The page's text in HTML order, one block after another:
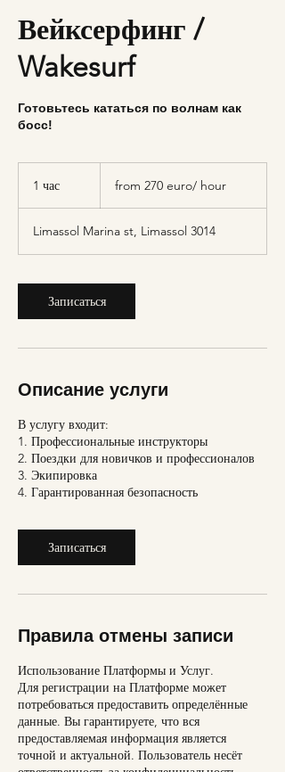
Вейксерфинг /
Wakesurf
Готовьтесь кататься по волнам как
босс!
1 час
euro/from 270 euro/ hour
Limassol Marina st, Limassol 3014
Записаться
Описание услуги
В услугу входит:
1. Профессиональные инструкторы
2. Поездки для новичков и профессионалов
3. Экипировка
4. Гарантированная безопасность
Записаться
Правила отмены записи
Использование Платформы и Услуг.
Для регистрации на Платформе может
потребоваться предоставить определённые
данные. Вы гарантируете, что вся
предоставляемая информация является
точной и актуальной. Пользователь несёт